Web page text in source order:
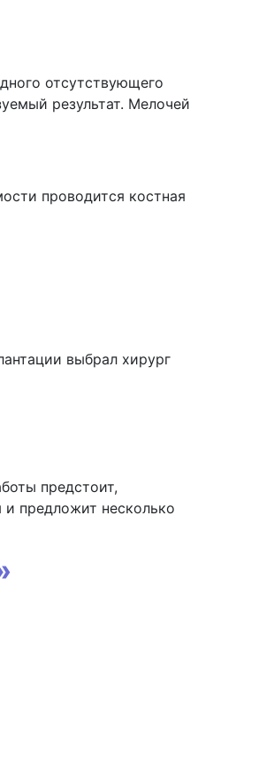
отсутствующего
результат. Мелочей
проводится костная
выбрал хирург
предстоит,
предложит несколько